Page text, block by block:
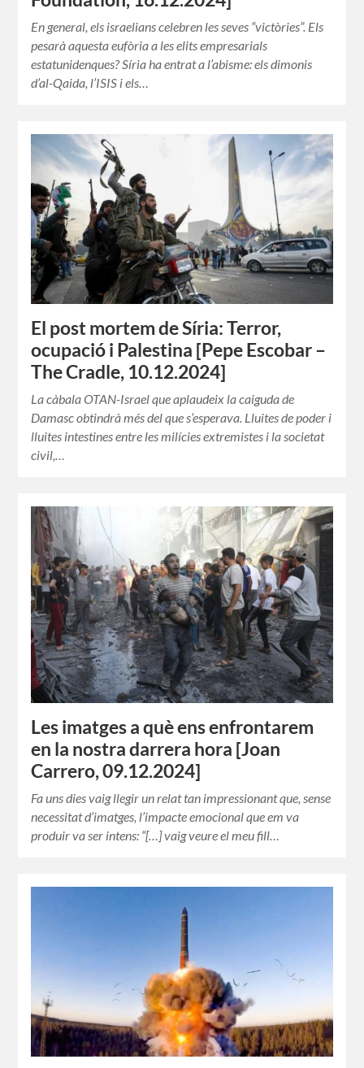
En general, els israelians celebren les seves “victòries”. Els
pesarà aquesta eufòria a les elits empresarials
estatunidenques? Síria ha entrat a l’abisme: els dimonis
d’al-Qaida, l’ISIS i els…
El post mortem de Síria: Terror,
ocupació i Palestina [Pepe Escobar –
The Cradle, 10.12.2024]
La càbala OTAN-Israel que aplaudeix la caiguda de
Damasc obtindrà més del que s’esperava. Lluites de poder i
lluites intestines entre les milícies extremistes i la societat
civil,…
Les imatges a què ens enfrontarem
en la nostra darrera hora [Joan
Carrero, 09.12.2024]
Fa uns dies vaig llegir un relat tan impressionant que, sense
necessitat d’imatges, l’impacte emocional que em va
produir va ser intens: “[…] vaig veure el meu fill…